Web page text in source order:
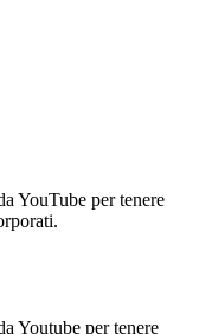
YouTube per tenere
Youtube per tenere